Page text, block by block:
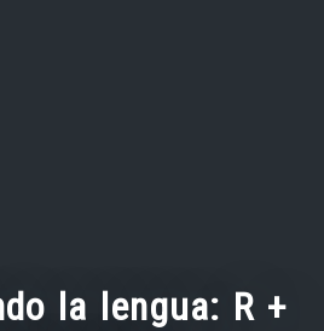
la lengua: R +